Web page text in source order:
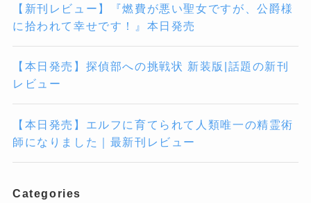
【新刊レビュー】『燃費が悪い聖女ですが、公爵様
に拾われて幸せです！』本日発売
【本日発売】探偵部への挑戦状 新装版|話題の新刊
レビュー
【本日発売】エルフに育てられて人類唯一の精霊術
師になりました｜最新刊レビュー
Categories